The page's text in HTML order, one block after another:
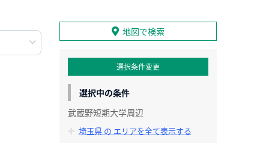
地図で検索
選択条件変更
選択中の条件
武蔵野短期大学周辺
埼玉県 の エリアを全て表示する